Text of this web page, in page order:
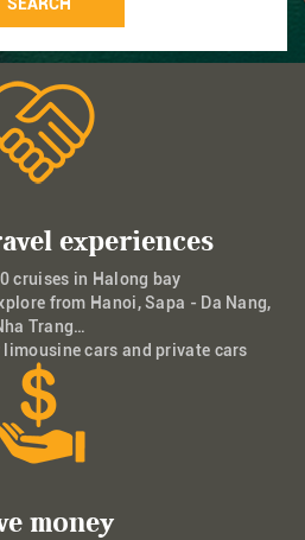
experiences
cruises in Halong bay
from Hanoi, Sapa - Da Nang,
Trang…
cars and private cars
money